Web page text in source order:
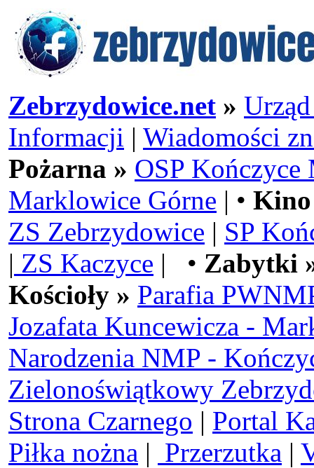
Zebrzydowice.net »
Informacji | Wiadomości
Pożarna » OSP Kończyce
Marklowice Górne | •
ZS Zebrzydowice | SP
| ZS Kaczyce | • Zabytki
Kościoły » Parafia
Jozafata Kuncewicza -
Narodzenia NMP -
Zielonoświątkowy
Strona Czarnego | Portal
Piłka nożna | Przerzutka |